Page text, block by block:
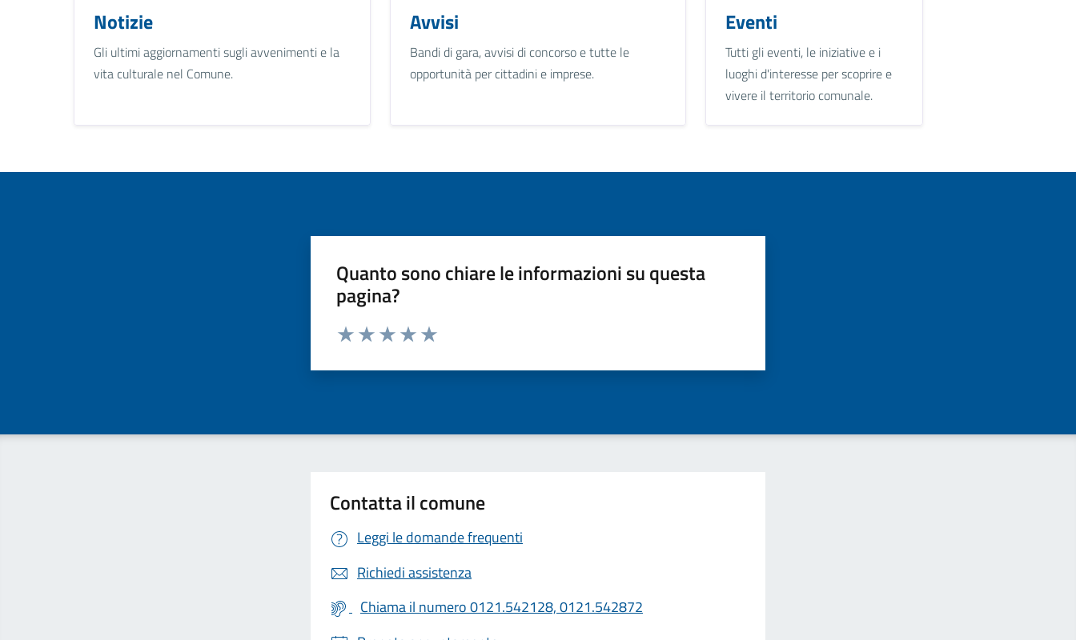
Notizie
Gli ultimi aggiornamenti sugli avvenimenti e la
vita culturale nel Comune.
Avvisi
Bandi di gara, avvisi di concorso e tutte le
opportunità per cittadini e imprese.
Eventi
Tutti gli eventi, le iniziative e i
luoghi d'interesse per scoprire e
vivere il territorio comunale.
Quanto sono chiare le informazioni su questa
pagina?
Valuta da 1 a 5 stelle la pagina
Contatta il comune
Leggi le domande frequenti
Richiedi assistenza
Chiama il numero 0121.542128, 0121.542872